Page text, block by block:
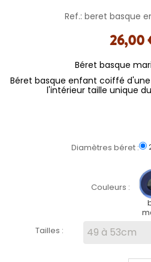
Ref.: beret basque
26,00
Béret basque
Béret basque enfant coiffé
l'intérieur taille unique
Diamètres béret :
Couleurs :
Tailles :